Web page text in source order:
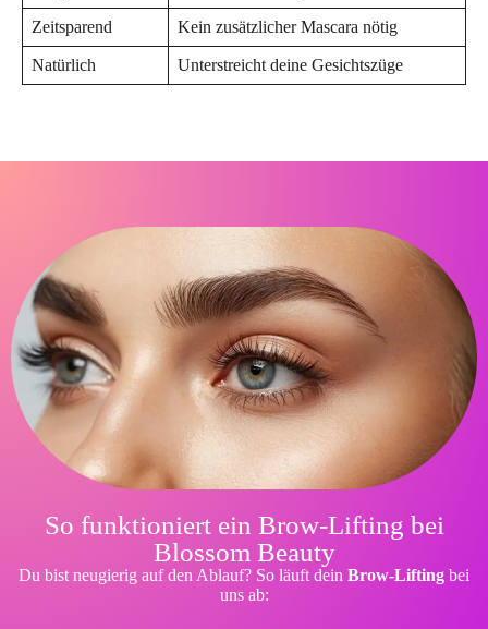
Zeitsparend Kein zusätzlicher Mascara nötig
Natürlich Unterstreicht deine Gesichtszüge
So funktioniert ein Brow-Lifting bei
Blossom Beauty
Du bist neugierig auf den Ablauf? So läuft dein Brow-Lifting bei
uns ab: